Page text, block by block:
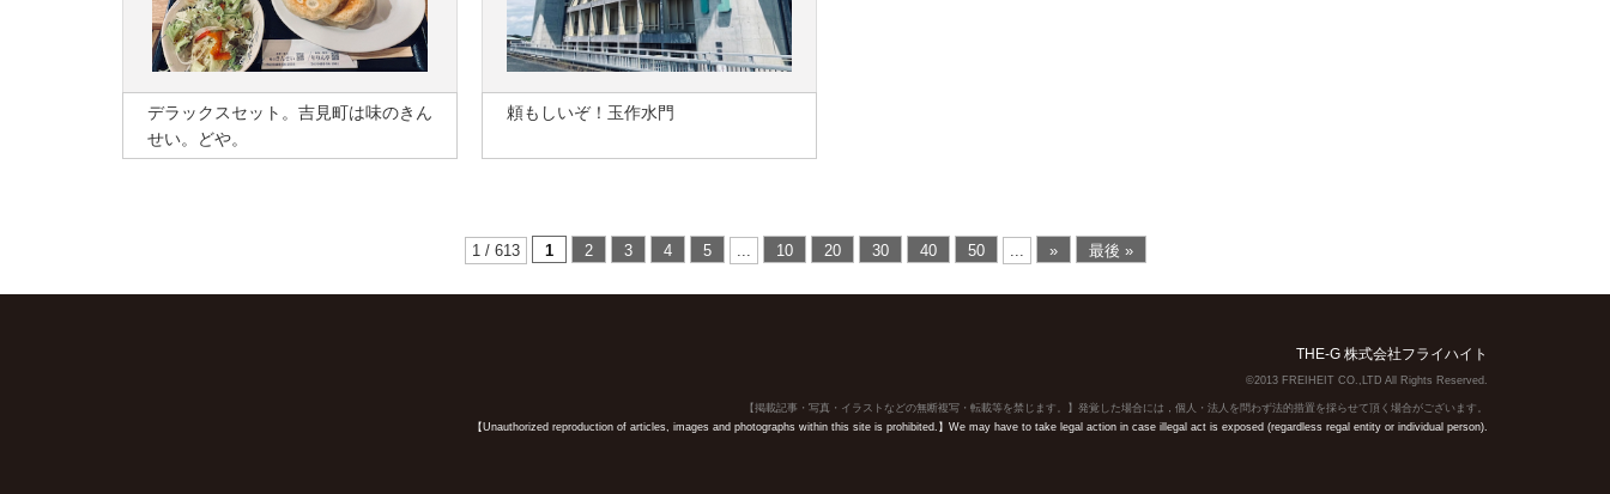
デラックスセット。吉見町は味のきん
せい。どや。
頼もしいぞ！玉作水門
1 / 613 1 2 3 4 5 ... 10 20 30 40 50 ... » 最後 »
THE-G 株式会社フライハイト
©2013 FREIHEIT CO.,LTD All Rights Reserved.
【掲載記事・写真・イラストなどの無断複写・転載等を禁じます。】発覚した場合には，個人・法人を問わず法的措置を採らせて頂く場合がございます。
【Unauthorized reproduction of articles, images and photographs within this site is prohibited.】We may have to take legal action in case illegal act is exposed (regardless regal entity or individual person).